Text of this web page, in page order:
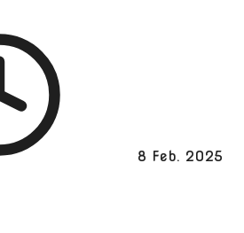
8 Feb. 2025